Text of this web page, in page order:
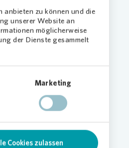
anbieten zu können und die
unserer Website an
möglicherweise
der Dienste gesammelt
Marketing
Cookies zulassen
ABV.